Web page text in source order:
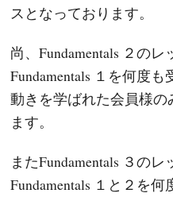
スとなっております。
尚、Fundamentals ２のレ
Fundamentals １を何度
動きを学ばれた会員様
ます。
またFundamentals ３の
Fundamentals １と２を